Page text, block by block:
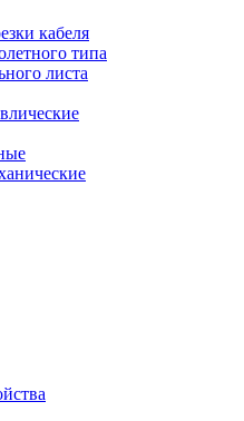
кабеля
типа
листа